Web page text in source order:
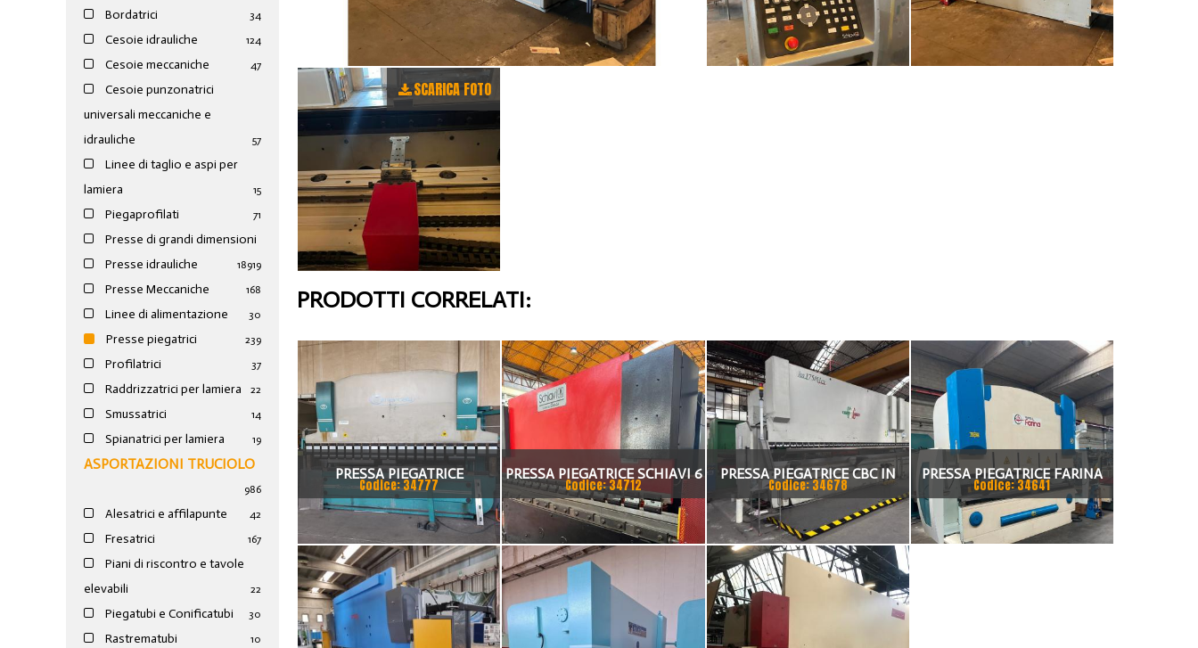
Bordatrici 34
Cesoie idrauliche 124
Cesoie meccaniche 47
Cesoie punzonatrici
universali meccaniche e
idrauliche
57
Linee di taglio e aspi per
lamiera
15
Piegaprofilati 71
Presse di grandi dimensioni
19
Presse idrauliche 189
Presse Meccaniche 168
Linee di alimentazione 30
Presse piegatrici 239
Profilatrici 37
Raddrizzatrici per lamiera 22
Smussatrici 14
Spianatrici per lamiera 19
ASPORTAZIONI TRUCIOLO
986
Alesatrici e affilapunte 42
Fresatrici 167
Piani di riscontro e tavole
elevabili
22
Piegatubi e Conificatubi 30
Rastrematubi 10
SCARICA FOTO
PRODOTTI CORRELATI:
PRESSA PIEGATRICE
VIMERCATI 80X4175
Codice: 34777
PRESSA PIEGATRICE SCHIAVI 6
ASSI 3000 X 100 TON
Codice: 34712
PRESSA PIEGATRICE CBC IN
TANDEM
Codice: 34678
PRESSA PIEGATRICE FARINA
3000 X 130 TON
Codice: 34641